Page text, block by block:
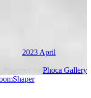
2023 April
Phoca Gallery